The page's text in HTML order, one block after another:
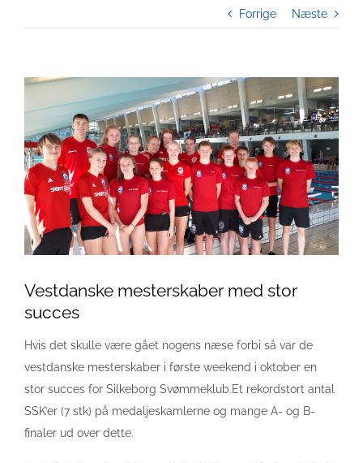
Forrige Næste
Se
større
billede
Vestdanske mesterskaber med stor
succes
Hvis det skulle være gået nogens næse forbi så var de
vestdanske mesterskaber i første weekend i oktober en
stor succes for Silkeborg Svømmeklub.Et rekordstort antal
SSK’er (7 stk) på medaljeskamlerne og mange A- og B-
finaler ud over dette.